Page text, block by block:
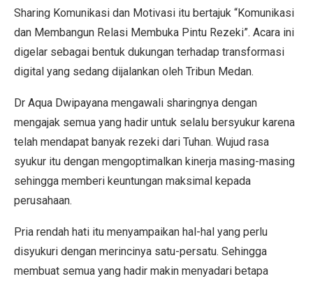
Sharing Komunikasi dan Motivasi itu bertajuk “Komunikasi
dan Membangun Relasi Membuka Pintu Rezeki”. Acara ini
digelar sebagai bentuk dukungan terhadap transformasi
digital yang sedang dijalankan oleh Tribun Medan.
Dr Aqua Dwipayana mengawali sharingnya dengan
mengajak semua yang hadir untuk selalu bersyukur karena
telah mendapat banyak rezeki dari Tuhan. Wujud rasa
syukur itu dengan mengoptimalkan kinerja masing-masing
sehingga memberi keuntungan maksimal kepada
perusahaan.
Pria rendah hati itu menyampaikan hal-hal yang perlu
disyukuri dengan merincinya satu-persatu. Sehingga
membuat semua yang hadir makin menyadari betapa